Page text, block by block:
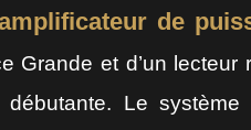
de
Grande et d’un
débutante. Le